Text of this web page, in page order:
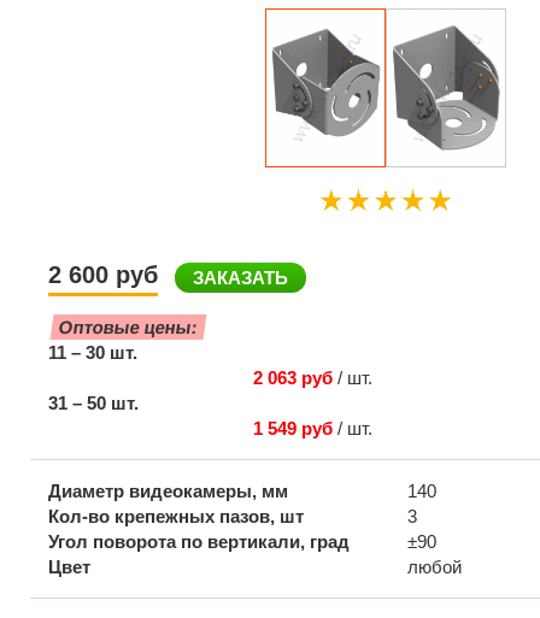
2 600 руб ЗАКАЗАТЬ
Оптовые цены:
11 – 30 шт.
2 063 руб / шт.
31 – 50 шт.
1 549 руб / шт.
Диаметр видеокамеры, мм
140
Кол-во крепежных пазов, шт
3
Угол поворота по вертикали, град
±90
Цвет
любой